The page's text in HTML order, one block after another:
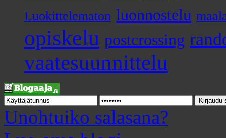
Luokittelematon luonnostelu
opiskelu postcrossing
vaatesuunnittelu
Unohtuiko salasana?